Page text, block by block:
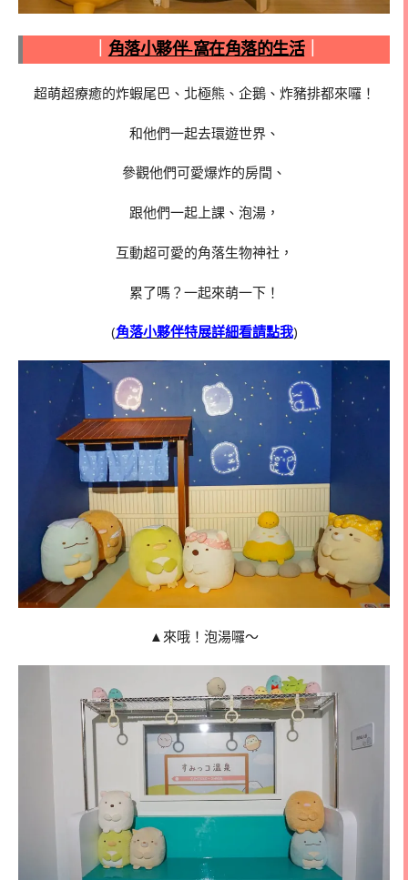
角落小夥伴-窩在角落的生活｜
超萌超療癒的炸蝦尾巴、北極熊、企鵝、炸豬排都來囉！
和他們一起去環遊世界、
參觀他們可愛爆炸的房間、
跟他們一起上課、泡湯，
互動超可愛的角落生物神社，
累了嗎？一起來萌一下！
(角落小夥伴特展詳細看請點我)
▲來哦！泡湯囉～